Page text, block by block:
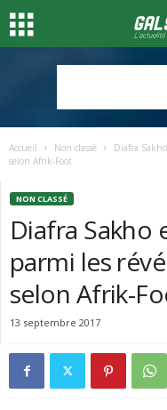
Accueil Non classé
Diafra
selon Afrik-Foot
NON CLASSÉ
Diafra Sakho
parmi les
selon Afrik-
13 septembre 2017